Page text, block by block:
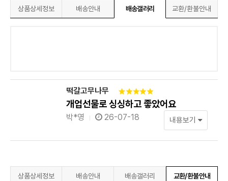
상품상세정보 배송안내 배송갤러리 교환/환불안내
떡갈고무나무
개업선물로 싱싱하고 좋았어요
박*영 26-07-18 내용보기
상품상세정보 배송안내 배송갤러리 교환/환불안내